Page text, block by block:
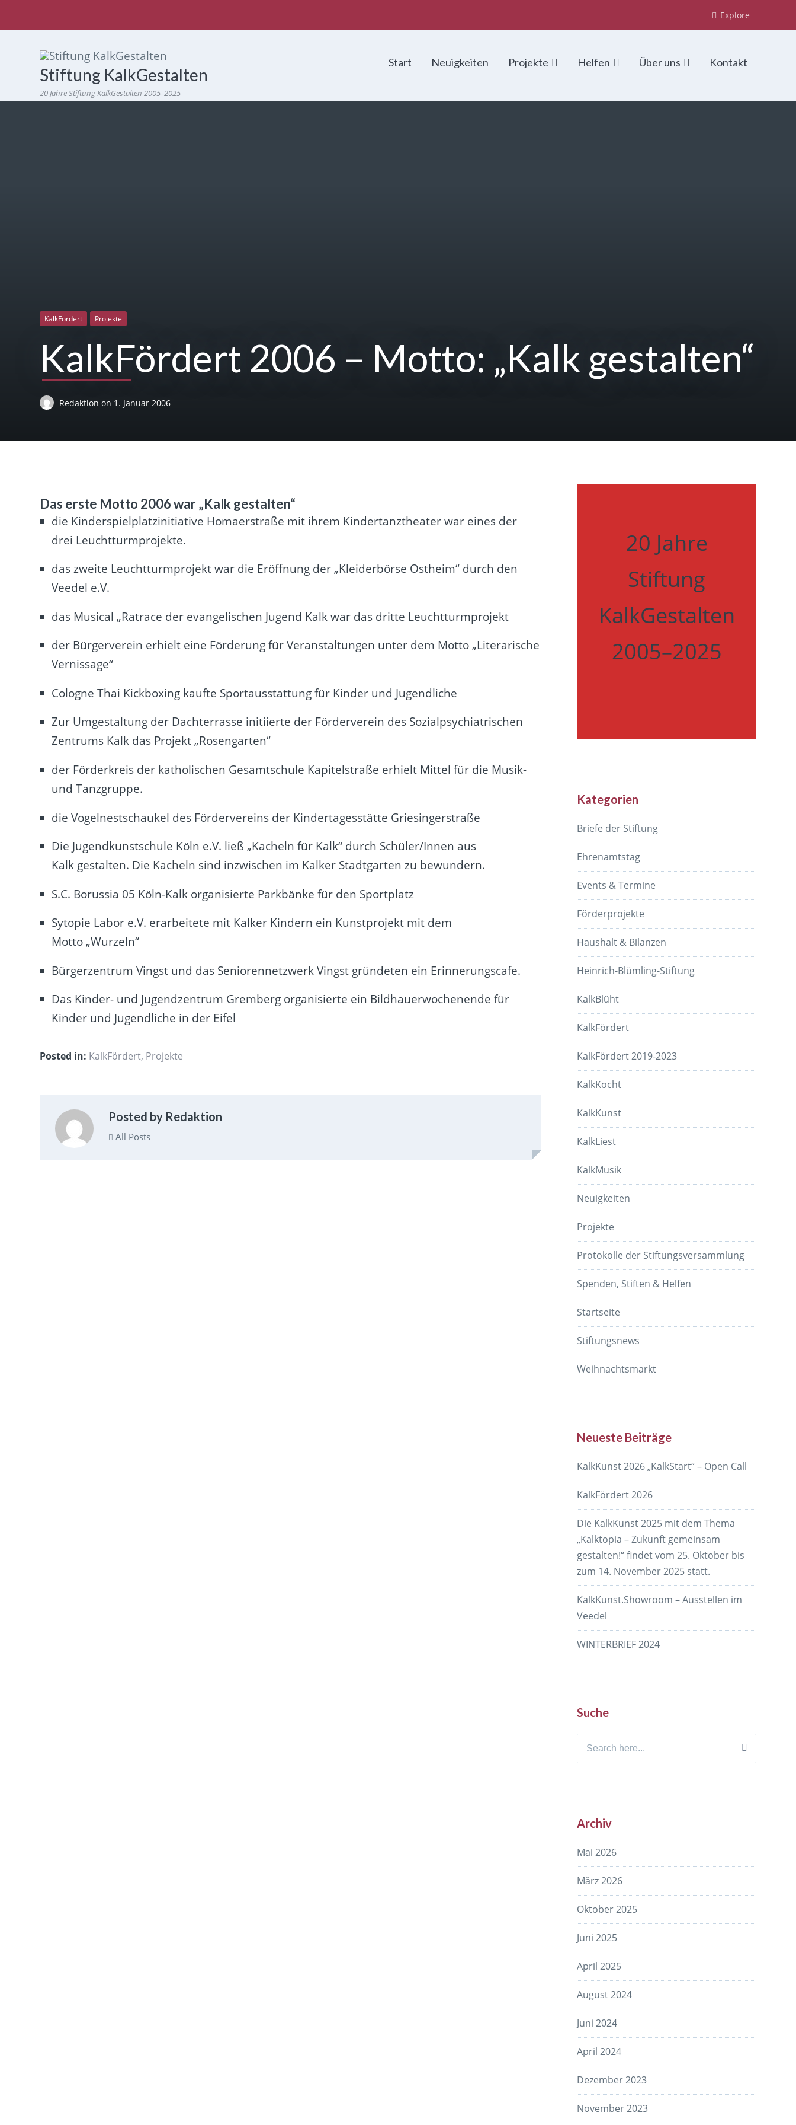
Explore
Stiftung KalkGestalten
20 Jahre Stiftung KalkGestalten 2005–2025
Start Neuigkeiten Projekte Helfen Über uns Kontakt
KalkFördert Projekte
KalkFördert 2006 – Motto: „Kalk gestalten“
Redaktionon 1. Januar 2006
Das erste Motto 2006 war „Kalk gestalten“
die Kinderspielplatzinitiative Homaerstraße mit ihrem Kindertanztheater war eines der
drei Leuchtturmprojekte.
das zweite Leuchtturmprojekt war die Eröffnung der „Kleiderbörse Ostheim“ durch den
Veedel e.V.
das Musical „Ratrace der evangelischen Jugend Kalk war das dritte Leuchtturmprojekt
der Bürgerverein erhielt eine Förderung für Veranstaltungen unter dem Motto „Literarische
Vernissage“
Cologne Thai Kickboxing kaufte Sportausstattung für Kinder und Jugendliche
Zur Umgestaltung der Dachterrasse initiierte der Förderverein des Sozialpsychiatrischen
Zentrums Kalk das Projekt „Rosengarten“
der Förderkreis der katholischen Gesamtschule Kapitelstraße erhielt Mittel für die Musik-
und Tanzgruppe.
die Vogelnestschaukel des Fördervereins der Kindertagesstätte Griesingerstraße
Die Jugendkunstschule Köln e.V. ließ „Kacheln für Kalk“ durch Schüler/Innen aus
Kalk gestalten. Die Kacheln sind inzwischen im Kalker Stadtgarten zu bewundern.
S.C. Borussia 05 Köln-Kalk organisierte Parkbänke für den Sportplatz
Sytopie Labor e.V. erarbeitete mit Kalker Kindern ein Kunstprojekt mit dem
Motto „Wurzeln“
Bürgerzentrum Vingst und das Seniorennetzwerk Vingst gründeten ein Erinnerungscafe.
Das Kinder- und Jugendzentrum Gremberg organisierte ein Bildhauerwochenende für
Kinder und Jugendliche in der Eifel
Posted in: KalkFördert, Projekte
Posted by Redaktion
All Posts
20 Jahre
Stiftung
KalkGestalten
2005–2025
Kategorien
Briefe der Stiftung
Ehrenamtstag
Events & Termine
Förderprojekte
Haushalt & Bilanzen
Heinrich-Blümling-Stiftung
KalkBlüht
KalkFördert
KalkFördert 2019-2023
KalkKocht
KalkKunst
KalkLiest
KalkMusik
Neuigkeiten
Projekte
Protokolle der Stiftungsversammlung
Spenden, Stiften & Helfen
Startseite
Stiftungsnews
Weihnachtsmarkt
Neueste Beiträge
KalkKunst 2026 „KalkStart“ – Open Call
KalkFördert 2026
Die KalkKunst 2025 mit dem Thema
„Kalktopia – Zukunft gemeinsam
gestalten!“ findet vom 25. Oktober bis
zum 14. November 2025 statt.
KalkKunst.Showroom – Ausstellen im
Veedel
WINTERBRIEF 2024
Suche
Search
Archiv
Mai 2026
März 2026
Oktober 2025
Juni 2025
April 2025
August 2024
Juni 2024
April 2024
Dezember 2023
November 2023